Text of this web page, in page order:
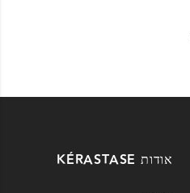
אודות KÉRASTASE